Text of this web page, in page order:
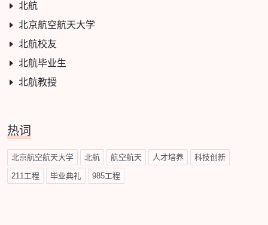
北航
北京航空航天大学
北航校友
北航毕业生
北航教授
热词
北京航空航天大学 北航 航空航天 人才培养 科技创新
211工程 毕业典礼 985工程